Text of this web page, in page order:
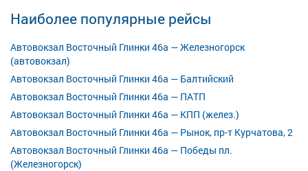
Наиболее популярные рейсы
Автовокзал Восточный Глинки 46а — Железногорск
(автовокзал)
Автовокзал Восточный Глинки 46а — Балтийский
Автовокзал Восточный Глинки 46а — ПАТП
Автовокзал Восточный Глинки 46а — КПП (желез.)
Автовокзал Восточный Глинки 46а — Рынок, пр-т Курчатова, 2
Автовокзал Восточный Глинки 46а — Победы пл.
(Железногорск)